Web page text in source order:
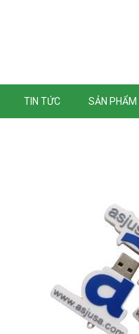
TIN TỨC SẢN PHẨM